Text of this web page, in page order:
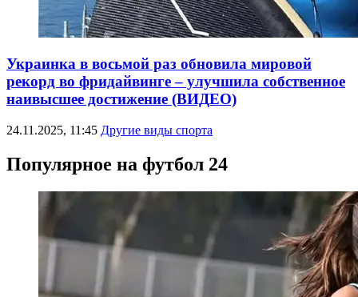
Украинка в восьмой раз обновила мировой
рекорд во фридайвинге – улучшила собственное
наивысшее достижение (ВИДЕО)
24.11.2025, 11:45 Другие виды спорта
Популярное на футбол 24